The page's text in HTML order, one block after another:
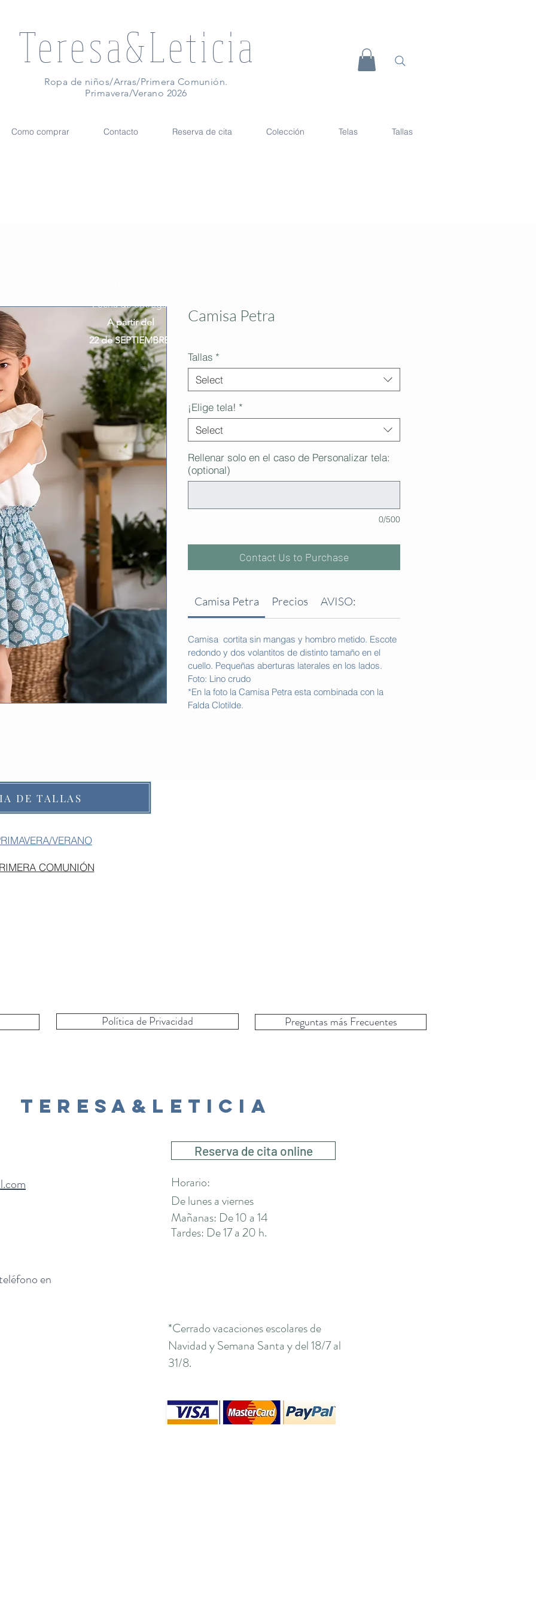
Teresa&Leticia
Ropa de niños/Arras/Primera Comunión.
Primavera/Verano 2026
Como comprar Contacto Reserva de cita Colección Telas Tallas
Camisa Petra
Tallas *
Select
¡Elige tela! *
Select
Rellenar solo en el caso de Personalizar tela:
(optional)
0/500
Contact Us to Purchase
Camisa Petra Precios AVISO:
Camisa cortita sin mangas y hombro metido. Escote
redondo y dos volantitos de distinto tamaño en el
cuello. Pequeñas aberturas laterales en los lados.
Foto: Lino crudo
*En la foto la Camisa Petra esta combinada con la
Falda Clotilde.
Fecha de entrega:
A partir del
22 de SEPTIEMBRE.
DE TALLAS
VERANO
COMUNIÓN
Política de Privacidad Preguntas más Frecuentes
Teresa&Leticia
en
Reserva de cita online
Horario:
De lunes a viernes
Mañanas: De 10 a 14
Tardes: De 17 a 20 h.
*Cerrado vacaciones escolares de
Navidad y Semana Santa y del 18/7 al
31/8.